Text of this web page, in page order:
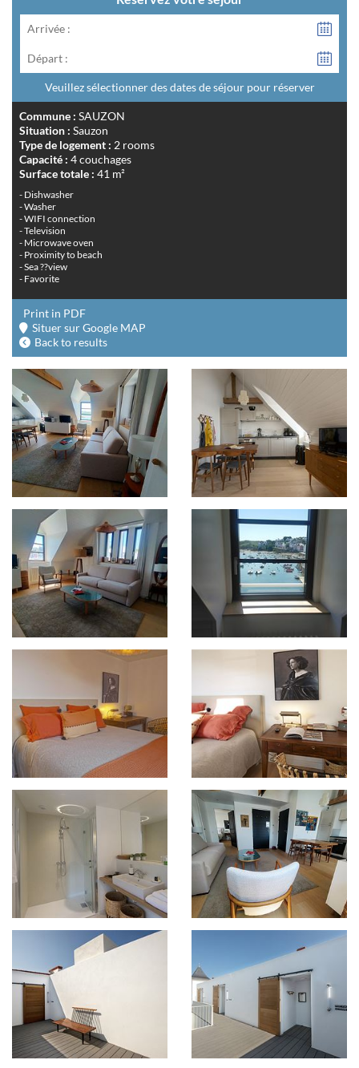
Veuillez sélectionner des dates de séjour pour réserver
Commune :SAUZON
Situation :Sauzon
Type de logement : 2 rooms
Capacité :4 couchages
Surface totale :41 m²
- Dishwasher
- Washer
- WIFI connection
- Television
- Microwave oven
- Proximity to beach
- Sea ??view
- Favorite
Print in PDF
Situer sur Google MAP
Back to results